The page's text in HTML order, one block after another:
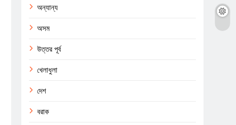
অন্যান্য
অসম
উত্তর পূর্ব
খেলাধুলা
দেশ
বরাক